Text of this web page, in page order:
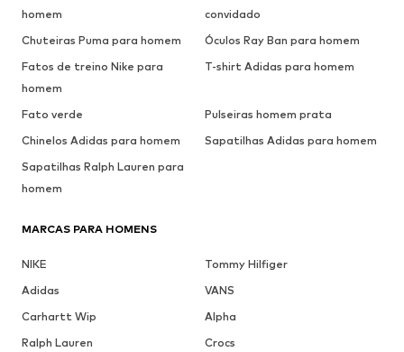
homem
convidado
Chuteiras Puma para homem
Óculos Ray Ban para homem
Fatos de treino Nike para
homem
T-shirt Adidas para homem
Fato verde
Pulseiras homem prata
Chinelos Adidas para homem
Sapatilhas Adidas para homem
Sapatilhas Ralph Lauren para
homem
MARCAS PARA HOMENS
NIKE
Tommy Hilfiger
Adidas
VANS
Carhartt Wip
Alpha
Ralph Lauren
Crocs